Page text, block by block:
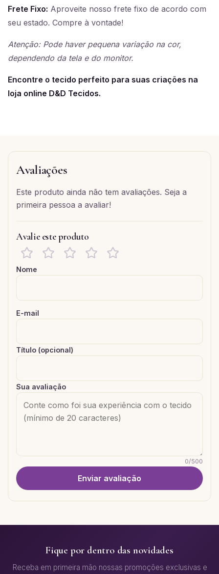
Frete Fixo: Aproveite nosso frete fixo de acordo com
seu estado. Compre à vontade!
Atenção: Pode haver pequena variação na cor,
dependendo da tela e do monitor.
Encontre o tecido perfeito para suas criações na
loja online D&D Tecidos.
Avaliações
Este produto ainda não tem avaliações. Seja a
primeira pessoa a avaliar!
Avalie este produto
Nome
E-mail
Título (opcional)
Sua avaliação
0/500
Enviar avaliação
Fique por dentro das novidades
Receba em primeira mão nossas promoções exclusivas e